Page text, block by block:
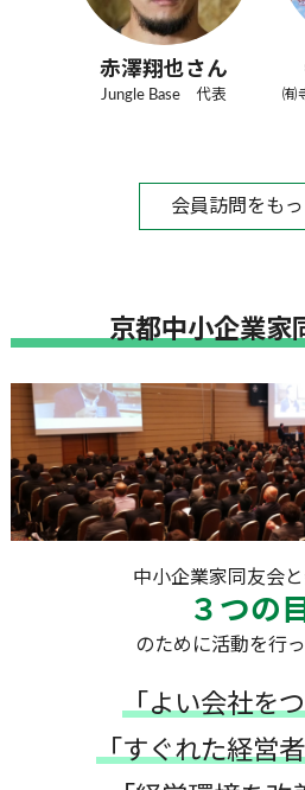
赤澤翔也さん
Jungle Base 代表
㈲
会員訪問をも
京都中小企業家
中小企業家同友会
３つの
のために活動を行っ
「よい会社を
「すぐれた経営